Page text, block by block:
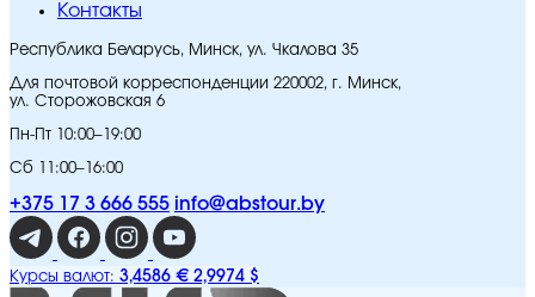
Контакты
Республика Беларусь, Минск, ул. Чкалова 35
Для почтовой корреспонденции 220002, г. Минск,
ул. Сторожовская 6
Пн-Пт 10:00–19:00
Сб 11:00–16:00
+375 17 3 666 555 info@abstour.by
Курсы валют: 3,4586 € 2,9974 $